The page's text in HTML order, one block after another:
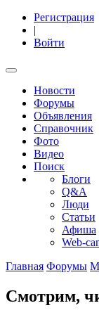
Регистрация
|
Войти
Новости
Форумы
Объявления
Справочник
Фото
Видео
Поиск
Блоги
Q&A
Люди
Статьи
Афиша
Web-
Главная Форумы
Смотрим,